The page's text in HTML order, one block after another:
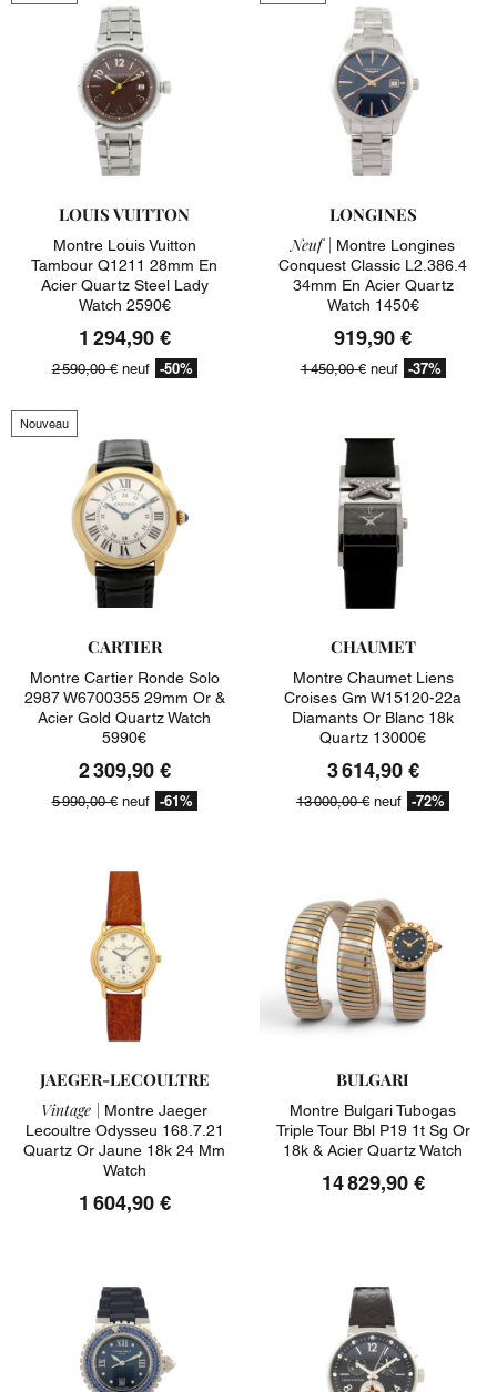
LOUIS VUITTON
Montre Louis Vuitton
Tambour Q1211 28mm En
Acier Quartz Steel Lady
Watch 2590€
1 294,90 €
2 590,00 €neuf -50%
LONGINES
Neuf | Montre Longines
Conquest Classic L2.386.4
34mm En Acier Quartz
Watch 1450€
919,90 €
1 450,00 €neuf -37%
Nouveau
CARTIER
Montre Cartier Ronde Solo
2987 W6700355 29mm Or &
Acier Gold Quartz Watch
5990€
2 309,90 €
5 990,00 €neuf -61%
CHAUMET
Montre Chaumet Liens
Croises Gm W15120-22a
Diamants Or Blanc 18k
Quartz 13000€
3 614,90 €
13 000,00 € neuf -72%
JAEGER-LECOULTRE
Vintage | Montre Jaeger
Lecoultre Odysseu 168.7.21
Quartz Or Jaune 18k 24 Mm
Watch
1 604,90 €
BULGARI
Montre Bulgari Tubogas
Triple Tour Bbl P19 1t Sg Or
18k & Acier Quartz Watch
14 829,90 €